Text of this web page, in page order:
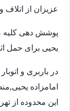
عزیزان از
پوشش دهی کلیه
یحیی برای حمل
در باربری و
امامزاده
این محدوده از